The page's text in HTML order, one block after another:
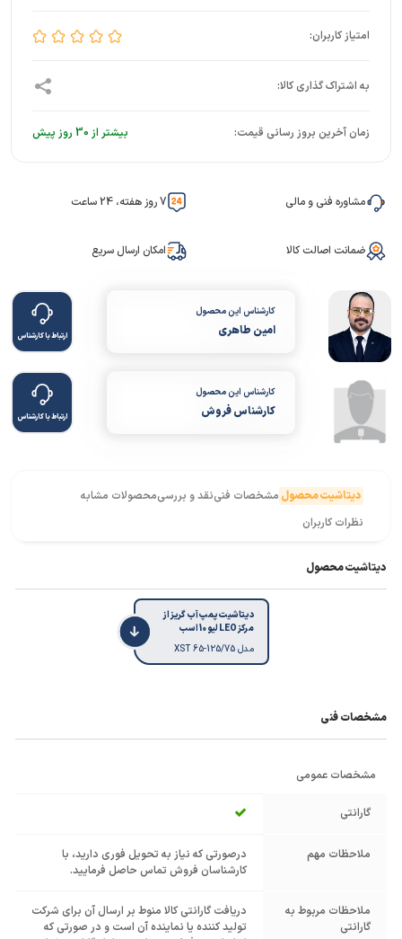
زمان آخرین بروز رسانی قیمت: بیشتر از 30 روز پیش
مشاوره فنی و مالی 7 روز هفته، 24 ساعت
ضمانت اصالت کالا امکان ارسال سریع
کارشناس این محصول
امین طاهری ارتباط با کارشناس
کارشناس این محصول
کارشناس فروش ارتباط با کارشناس
دیتاشیت محصول مشخصات فنینقد و بررسیمحصولات مشابه
نظرات کاربران
دیتاشیت محصول
دیتاشیت پمپ آب گریز از
مرکز LEO لیو 10 اسب
مدل XST 65-125/75
مشخصات فنی
مشخصات عمومی
گارانتی
ملاحظات مهم
درصورتی که نیاز به تحویل فوری دارید، با
کارشناسان فروش تماس حاصل فرمایید.
ملاحظات مربوط به
گارانتی
دریافت گارانتی کالا منوط بر ارسال آن برای شرکت
تولید کننده یا نماینده آن است و در صورتی که